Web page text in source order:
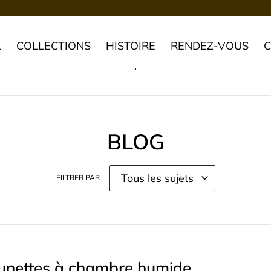
COLLECTIONS HISTOIRE RENDEZ-VOUS
.
BLOG
FILTRER PAR